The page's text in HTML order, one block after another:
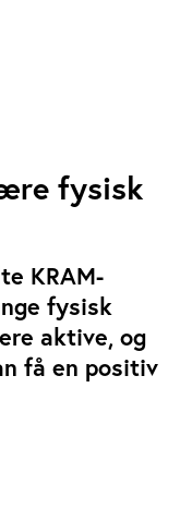
fysisk
KRAM-
fysisk
aktive, og
få en positiv